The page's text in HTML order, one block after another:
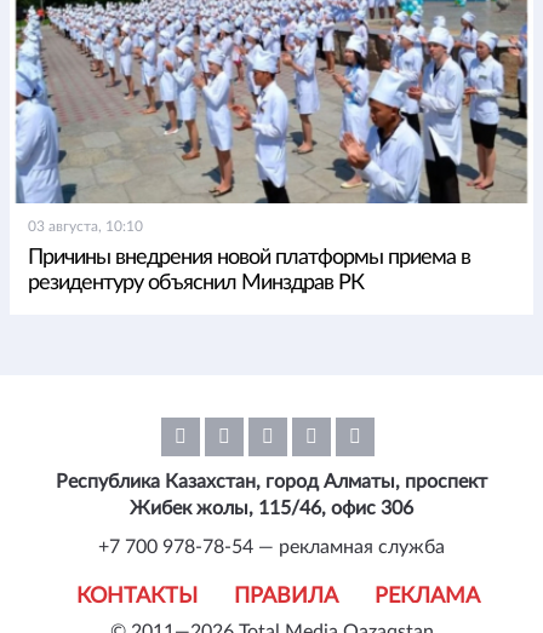
03 августа, 10:10
Причины внедрения новой платформы приема в
резидентуру объяснил Минздрав РК
КОНТАКТЫ ПРАВИЛА РЕКЛАМА
Республика Казахстан, город Алматы, проспект
Жибек жолы, 115/46, офис 306
+7 700 978-78-54 — рекламная служба